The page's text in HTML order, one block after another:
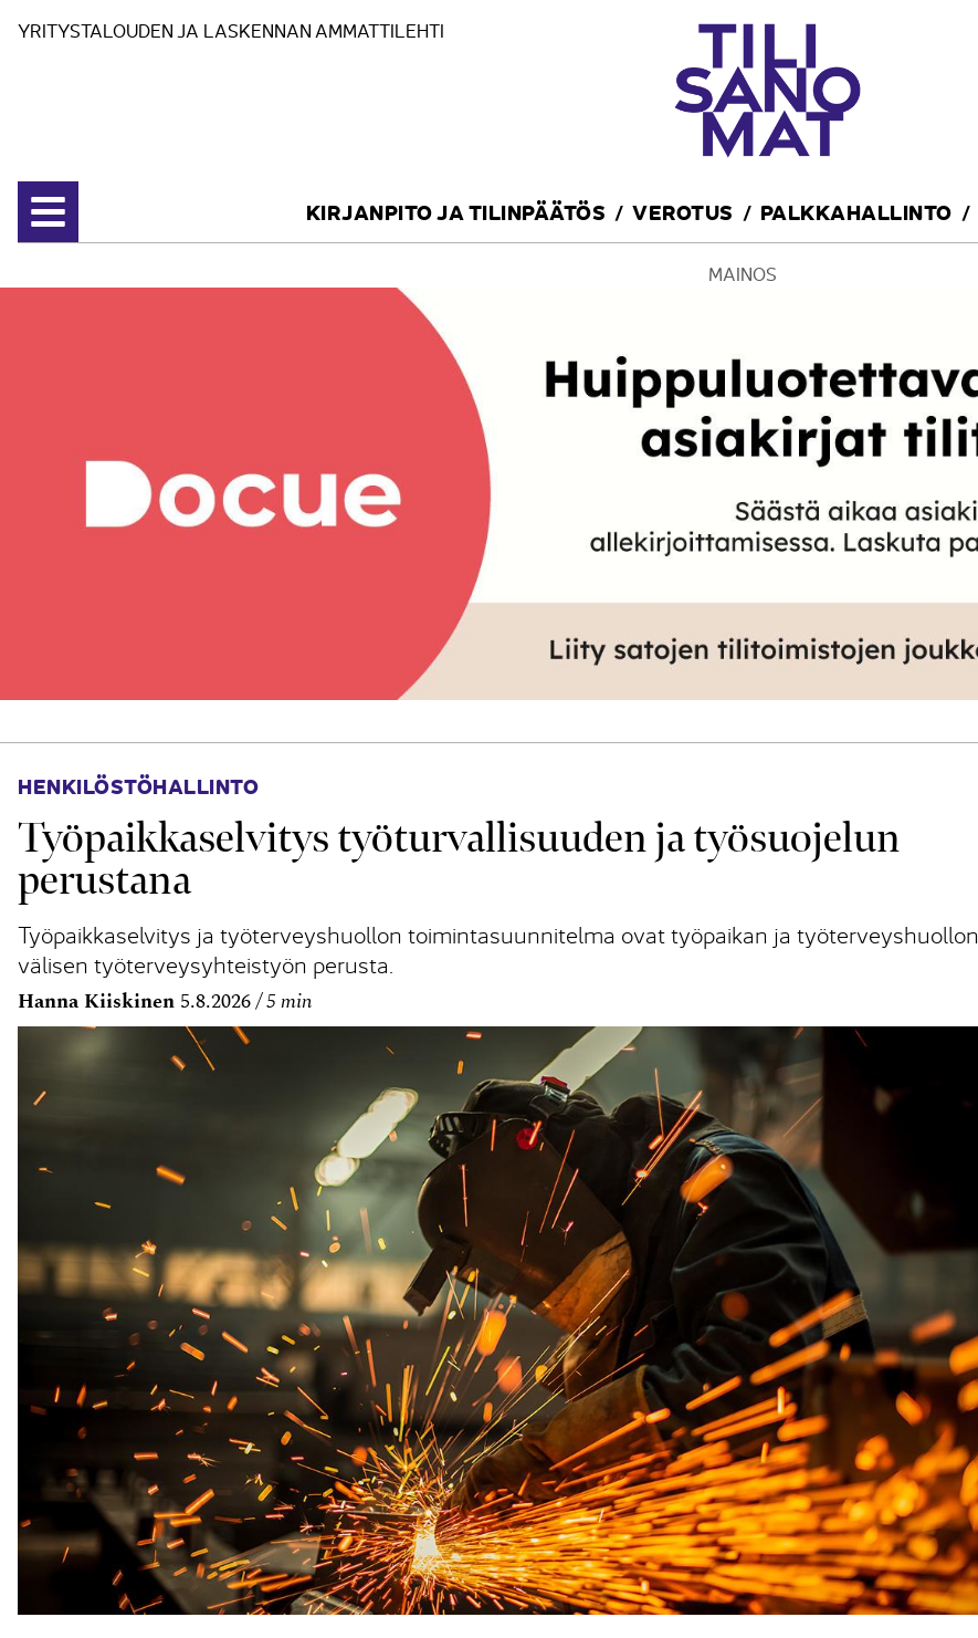
YRITYSTALOUDEN JA LASKENNAN AMMATTILEHTI
Avaa valikko
KIRJANPITO JA TILINPÄÄTÖS VEROTUS PALKKAHALLINTO
MAINOS
HENKILÖSTÖHALLINTO
Työpaikkaselvitys työturvallisuuden ja työsuojelun
perustana
Työpaikkaselvitys ja työterveyshuollon toimintasuunnitelma ovat työpaikan ja työterveyshuollon
välisen työterveysyhteistyön perusta.
Hanna Kiiskinen 5.8.2026 5 min